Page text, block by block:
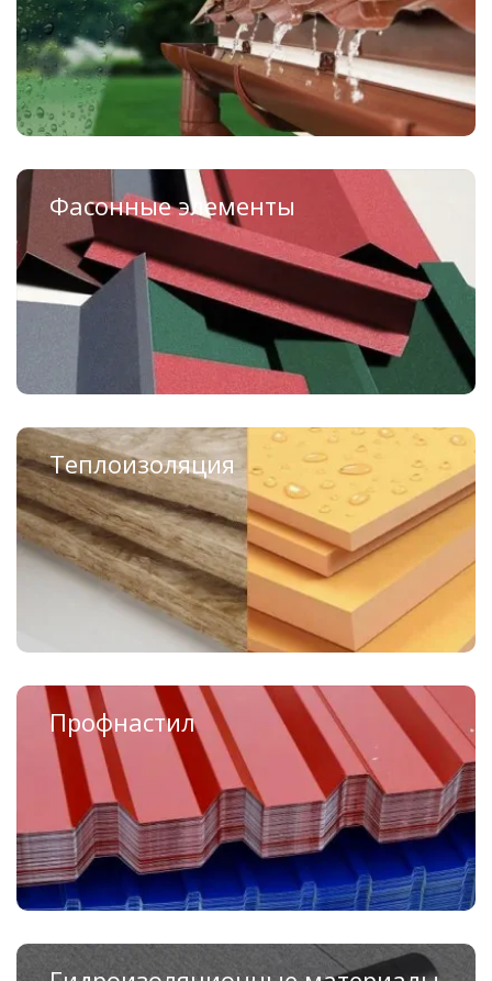
Пластиковые водосточные системы Docke
Фасонные элементы
Для кровли
Для фасада
Для забора
Теплоизоляция
Базальтовая вата
Пенопласт
Минеральная вата
Профнастил
Профнастил для крыши
Профнастил для забора
Несущий профнастил для перекрытий